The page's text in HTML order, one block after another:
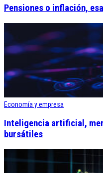
Pensiones o inflación,
Economía y empresa
Inteligencia artificial,
bursátiles